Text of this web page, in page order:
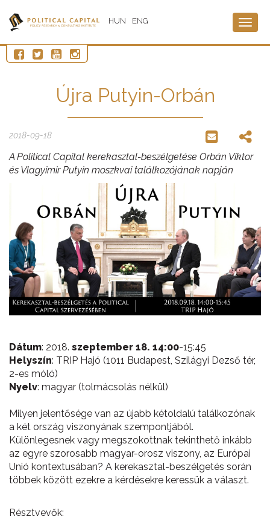
HUN ENG
Újra Putyin-Orbán
2018-09-18
A Political Capital kerekasztal-beszélgetése Orbán Viktor
és Vlagyimir Putyin moszkvai találkozójának napján
Dátum: 2018. szeptember 18. 14:00-15:45
Helyszín: TRIP Hajó (1011 Budapest, Szilágyi Dezső tér,
2-es móló)
Nyelv: magyar (tolmácsolás nélkül)
Milyen jelentősége van az újabb kétoldalú találkozónak
a két ország viszonyának szempontjából.
Különlegesnek vagy megszokottnak tekinthető inkább
az egyre szorosabb magyar-orosz viszony, az Európai
Unió kontextusában? A kerekasztal-beszélgetés során
többek között ezekre a kérdésekre keressük a választ.
Résztvevők: